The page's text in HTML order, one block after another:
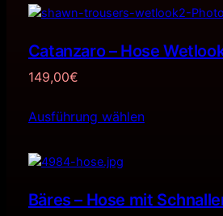
Catanzaro – Hose
149,00€
Ausführung wählen
Bäres – Hose mit